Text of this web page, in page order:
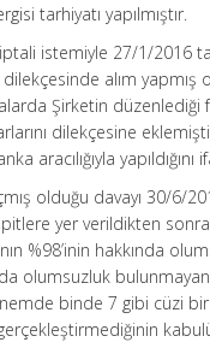
tarhiyatı yapılmıştır.
iptali istemiyle 27/1/2016
dilekçesinde alım
Şirketin düzenlediği
dilekçesine
aracılığıyla yapıldığını
olduğu davayı 30/6/
yer verildikten
%98’inin hakkında
olumsuzluk
binde 7 gibi cüzi